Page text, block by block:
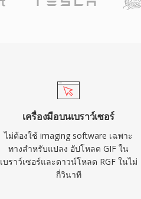
เครื่องมือบนเบราว์เซอร์
ไม่ต้องใช้ imaging software เฉพาะ
ทางสำหรับแปลง อัปโหลด GIF ใน
เบราว์เซอร์และดาวน์โหลด RGF ในไม่
กี่วินาที